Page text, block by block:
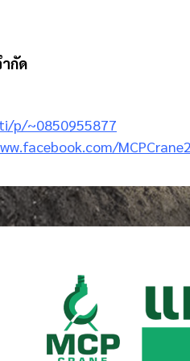
กัด
p/~0850955877